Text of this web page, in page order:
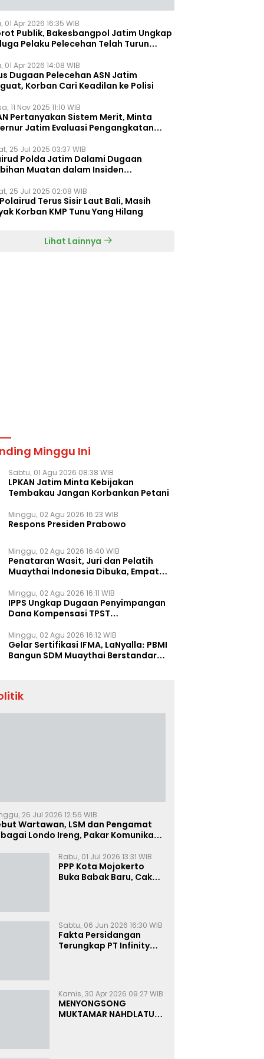
01 Apr 2026 16:35 WIB
Publik, Bakesbangpol Jatim Ungkap
Pelaku Pelecehan Telah Turun
01 Apr 2026 14:08 WIB
Dugaan Pelecehan ASN Jatim
Korban Cari Keadilan ke Polisi
11 Nov 2025 11:10 WIB
Pertanyakan Sistem Merit, Minta
Jatim Evaluasi Pengangkatan
25 Jul 2025 03:37 WIB
Polda Jatim Dalami Dugaan
Muatan dalam Insiden
25 Jul 2025 02:08 WIB
Terus Sisir Laut Bali, Masih
Korban KMP Tunu Yang Hilang
Lihat Lainnya
Minggu Ini
Sabtu, 01 Agu 2026 08:38 WIB
LPKAN Jatim Minta Kebijakan
Tembakau Jangan Korbankan Petani
Minggu, 02 Agu 2026 16:23 WIB
Respons Presiden Prabowo
Minggu, 02 Agu 2026 16:40 WIB
Penataran Wasit, Juri dan Pelatih
Muaythai Indonesia Dibuka, Empat
Minggu, 02 Agu 2026 16:11 WIB
IPPS Ungkap Dugaan Penyimpangan
Dana Kompensasi TPST
Minggu, 02 Agu 2026 16:12 WIB
Gelar Sertifikasi IFMA, LaNyalla: PBMI
Bangun SDM Muaythai Berstandar
26 Jul 2026 12:56 WIB
Wartawan, LSM dan Pengamat
Londo Ireng, Pakar Komunikasi:
Rabu, 01 Jul 2026 13:31 WIB
PPP Kota Mojokerto
Buka Babak Baru, Cak
Sabtu, 06 Jun 2026 16:30 WIB
Fakta Persidangan
Terungkap PT Infinity
Kamis, 30 Apr 2026 09:27 WIB
MENYONGSONG
MUKTAMAR NAHDLATUL